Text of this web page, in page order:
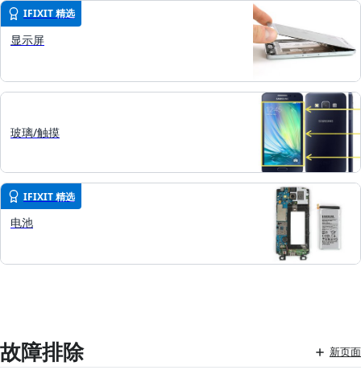
IFIXIT 精选
显示屏
玻璃/触摸
IFIXIT 精选
电池
故障排除 新页面